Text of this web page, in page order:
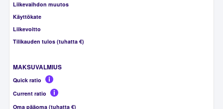
Liikevaihdon muutos
Käyttökate
Liikevoitto
Tilikauden tulos (tuhatta €)
MAKSUVALMIUS
Quick ratio
Current ratio
Oma pääoma (tuhatta €)